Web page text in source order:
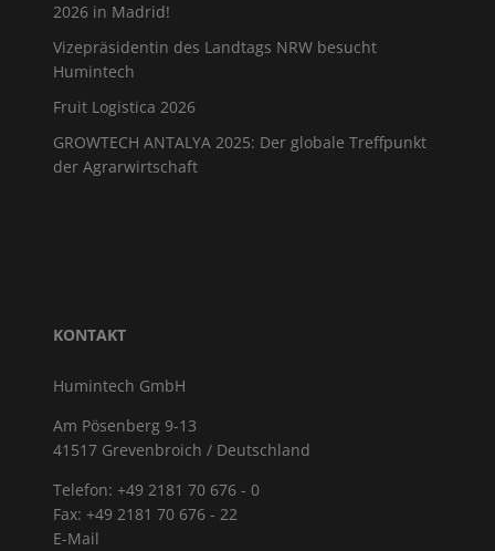
2026 in Madrid!
Vizepräsidentin des Landtags NRW besucht
Humintech
Fruit Logistica 2026
GROWTECH ANTALYA 2025: Der globale Treffpunkt
der Agrarwirtschaft
KONTAKT
Humintech GmbH
Am Pösenberg 9-13
41517 Grevenbroich / Deutschland
Telefon: +49 2181 70 676 - 0
Fax: +49 2181 70 676 - 22
E-Mail